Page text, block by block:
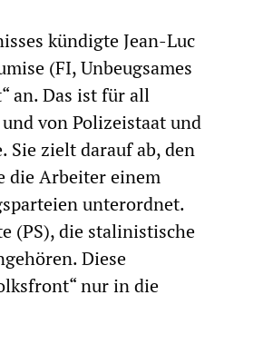
kündigte Jean-Luc
(FI, Unbeugsames
an. Das ist für all
von Polizeistaat und
zielt darauf ab, den
die Arbeiter einem
unterordnet.
(PS), die stalinistische
Diese
nur in die